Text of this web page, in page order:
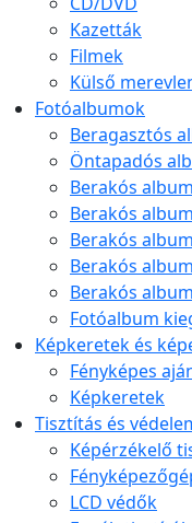
Kazetták
Filmek
Külső
Fotóalbumok
Beragasztós
Öntapadós
Berakós
Berakós
Berakós
Berakós
Berakós
Fotóalbum
Képkeretek és
Fényképes
Képkeretek
Tisztítás és
Képérzékelő
LCD védők